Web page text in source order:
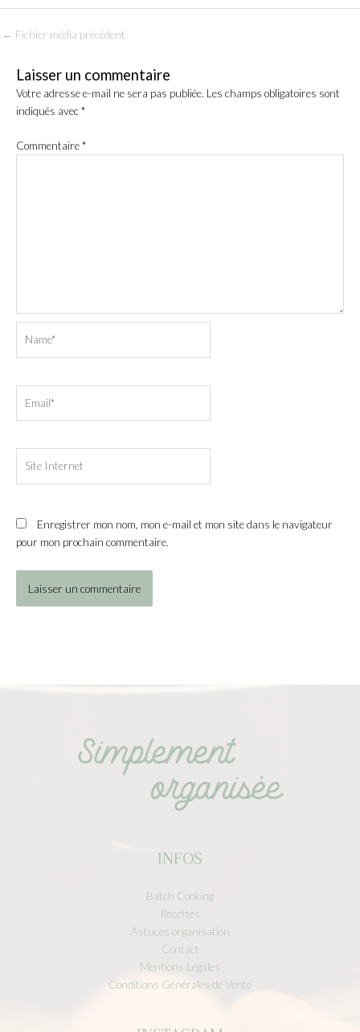
← Fichier média précédent
Laisser un commentaire
Votre adresse e-mail ne sera pas publiée. Les champs obligatoires sont
indiqués avec*
Commentaire*
Internet
Enregistrer mon nom, mon e-mail et mon site dans le navigateur
pour mon prochain commentaire.
INFOS
Batch Cooking
Recettes
Astuces organisation
Contact
Mentions Légales
Conditions Générales de Vente